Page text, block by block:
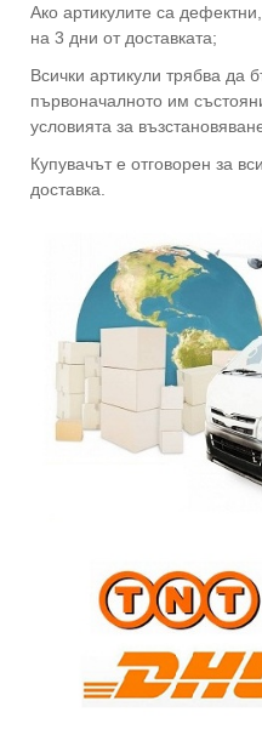
Ако артикулите са
на 3 дни от доставката;
Всички артикули трябва да
първоначалното им
условията за
Купувачът е отговорен за
доставка.